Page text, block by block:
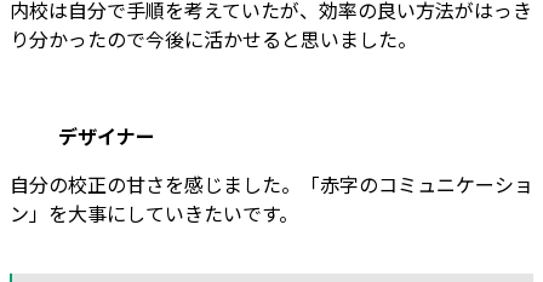
内校は自分で手順を考えていたが、効率の良い方法がはっき
り分かったので今後に活かせると思いました。
デザイナー
自分の校正の甘さを感じました。「赤字のコミュニケーショ
ン」を大事にしていきたいです。